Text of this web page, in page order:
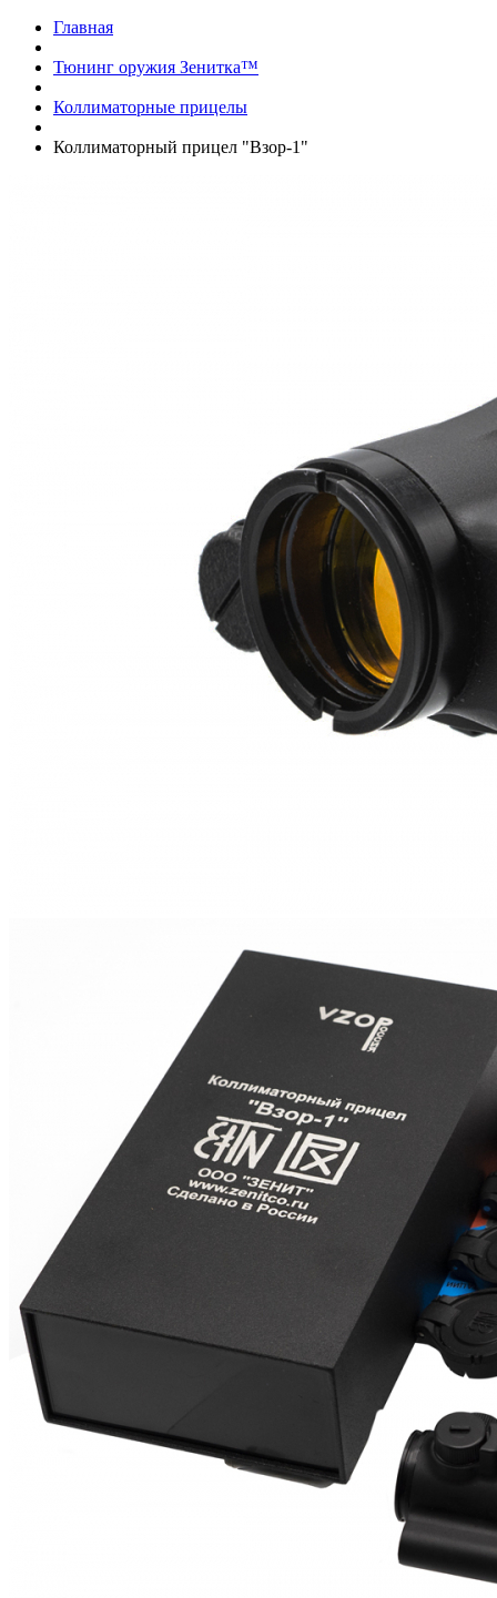
Главная
Тюнинг оружия Зенитка™
Коллиматорные прицелы
Коллиматорный прицел "Взор-1"